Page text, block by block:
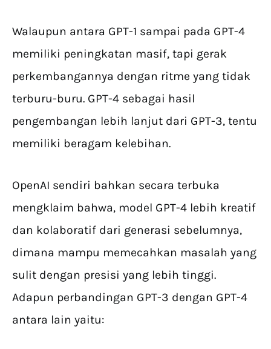
Walaupun antara GPT-1 sampai pada GPT-4
memiliki peningkatan masif, tapi gerak
perkembangannya dengan ritme yang tidak
terburu-buru. GPT-4 sebagai hasil
pengembangan lebih lanjut dari GPT-3, tentu
memiliki beragam kelebihan.
OpenAI sendiri bahkan secara terbuka
mengklaim bahwa, model GPT-4 lebih kreatif
dan kolaboratif dari generasi sebelumnya,
dimana mampu memecahkan masalah yang
sulit dengan presisi yang lebih tinggi.
Adapun perbandingan GPT-3 dengan GPT-4
antara lain yaitu: